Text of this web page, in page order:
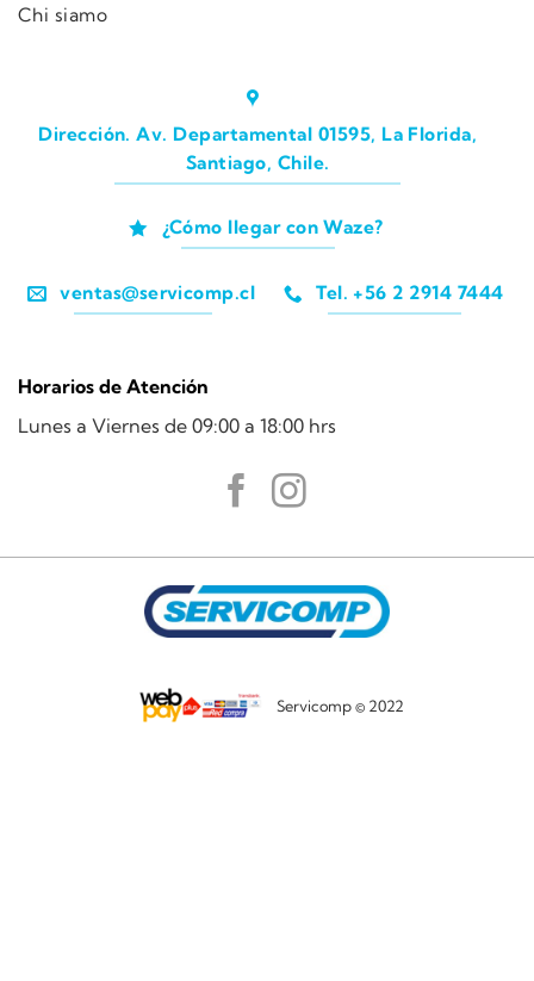
Chi siamo
Dirección. Av. Departamental 01595, La Florida,
Santiago, Chile.
¿Cómo llegar con Waze?
ventas@servicomp.cl Tel. +56 2 2914 7444
Horarios de Atención
Lunes a Viernes de 09:00 a 18:00 hrs
Servicomp © 2022